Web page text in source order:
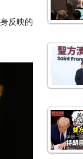
反映的